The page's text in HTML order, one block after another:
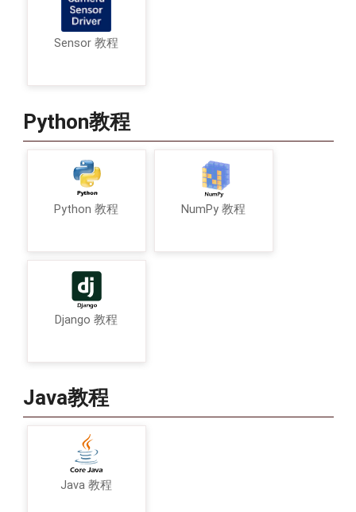
Sensor 教程
Python教程
Python 教程 NumPy 教程
Django 教程
Java教程
Java 教程